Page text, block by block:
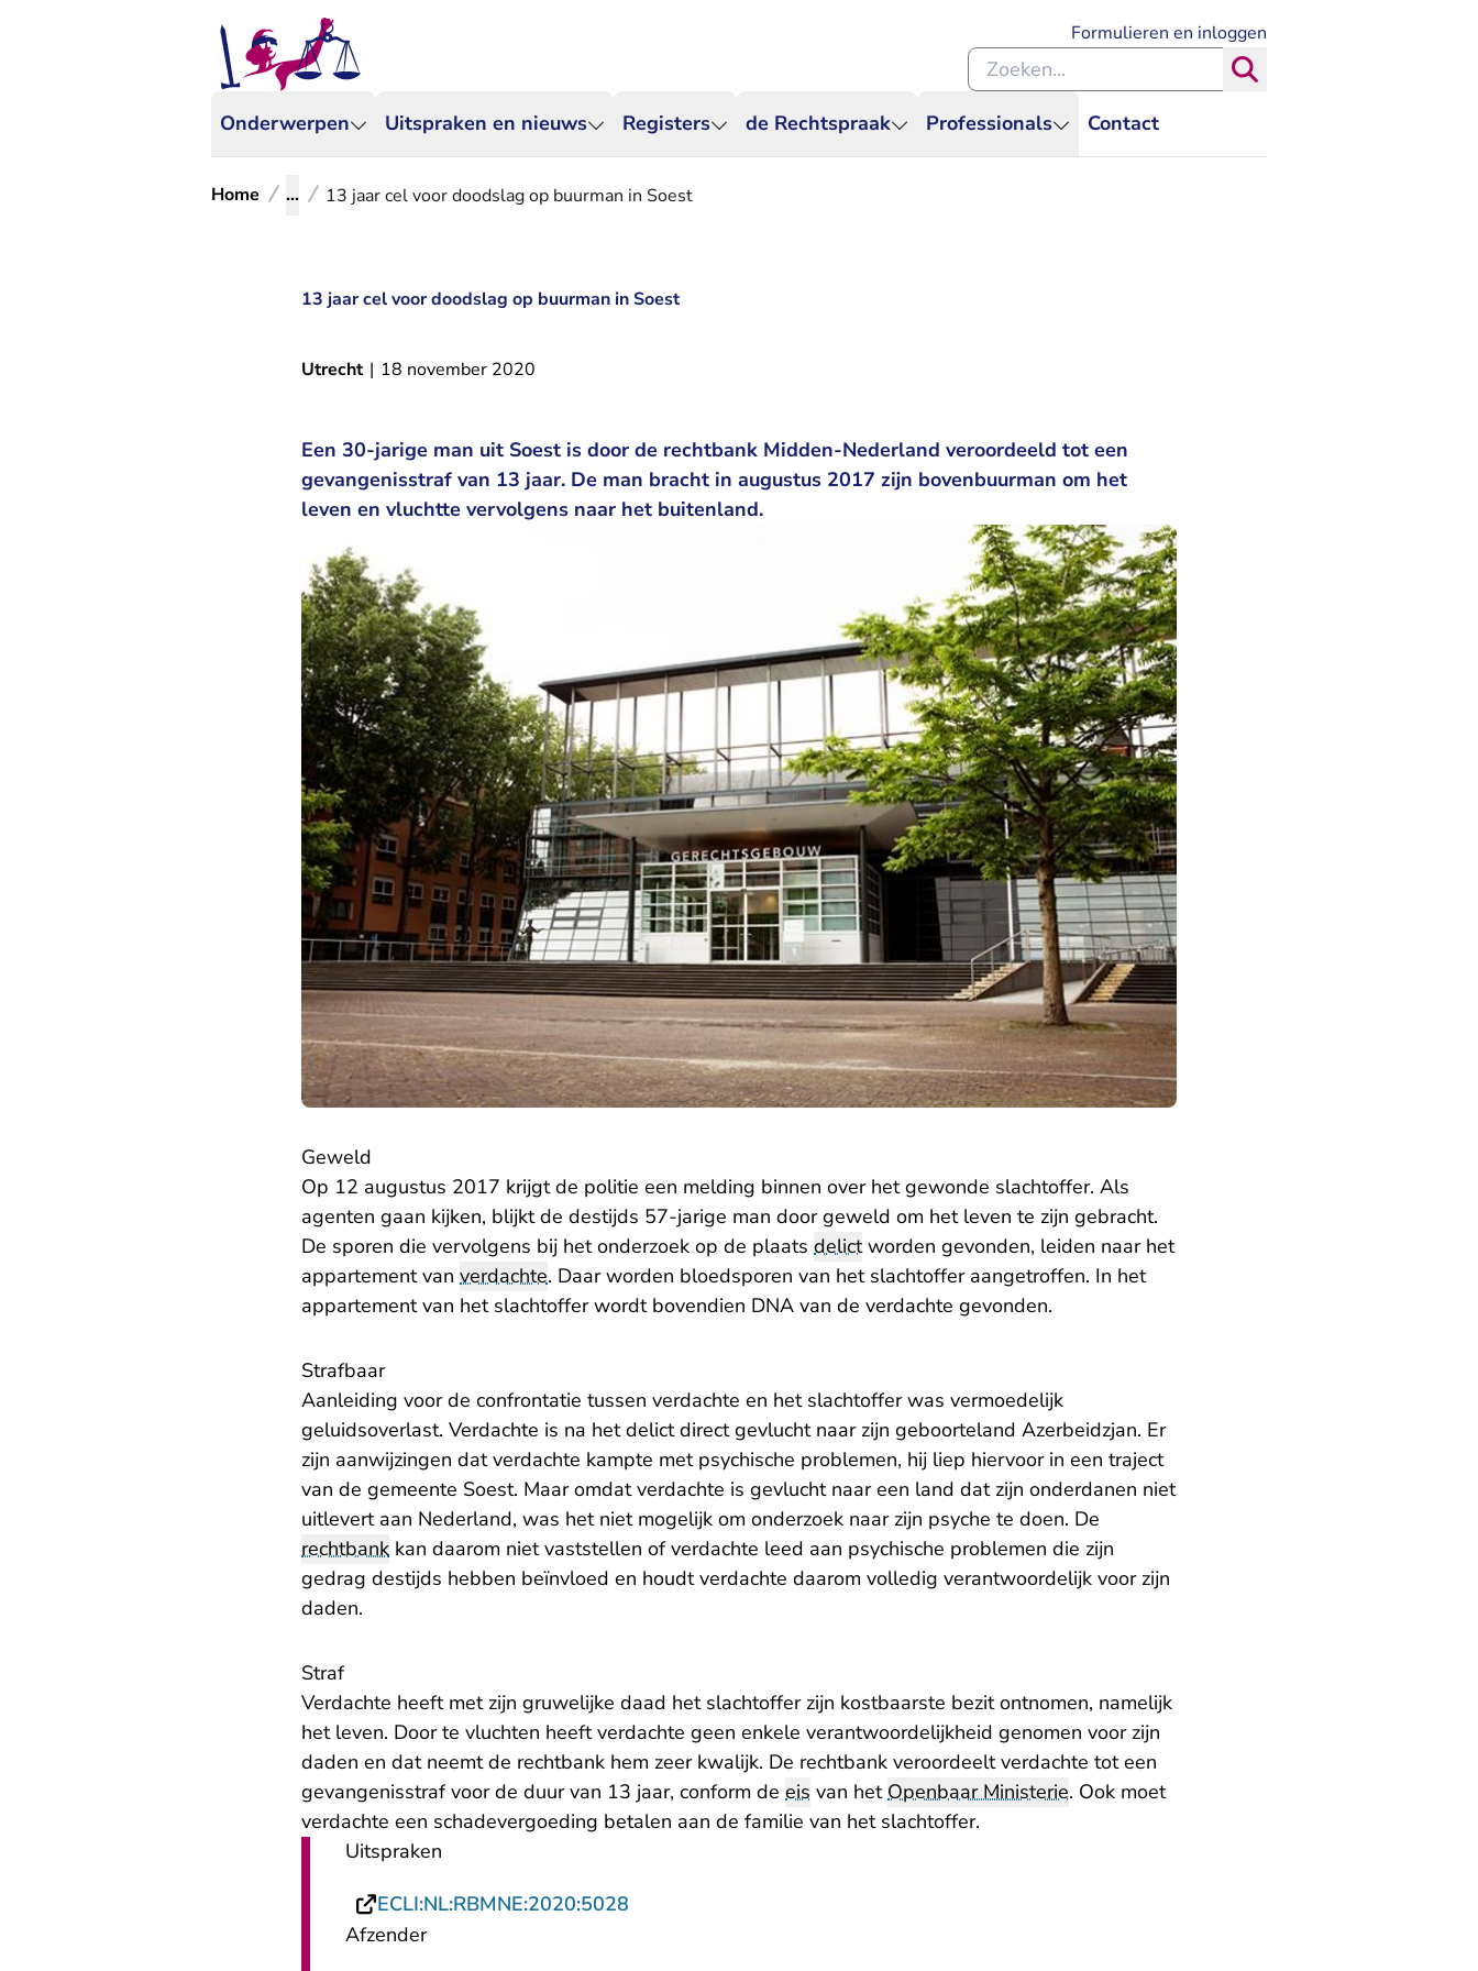
Onderwerpen Uitspraken en nieuws Registers de Rechtspraak Professionals Contact
Formulieren en inloggen
Zoeken binnen de Rechtspraak
Home ... 13 jaar cel voor doodslag op buurman in Soest
13 jaar cel voor doodslag op buurman in Soest
Utrecht | 18 november 2020
Een 30-jarige man uit Soest is door de rechtbank Midden-Nederland veroordeeld tot een
gevangenisstraf van 13 jaar. De man bracht in augustus 2017 zijn bovenbuurman om het
leven en vluchtte vervolgens naar het buitenland.
Geweld
Op 12 augustus 2017 krijgt de politie een melding binnen over het gewonde slachtoffer. Als
agenten gaan kijken, blijkt de destijds 57-jarige man door geweld om het leven te zijn gebracht.
De sporen die vervolgens bij het onderzoek op de plaats delictworden gevonden, leiden naar het
appartement van verdachte. Daar worden bloedsporen van het slachtoffer aangetroffen. In het
appartement van het slachtoffer wordt bovendien DNA van de verdachte gevonden.
Strafbaar
Aanleiding voor de confrontatie tussen verdachte en het slachtoffer was vermoedelijk
geluidsoverlast. Verdachte is na het delict direct gevlucht naar zijn geboorteland Azerbeidzjan. Er
zijn aanwijzingen dat verdachte kampte met psychische problemen, hij liep hiervoor in een traject
van de gemeente Soest. Maar omdat verdachte is gevlucht naar een land dat zijn onderdanen niet
uitlevert aan Nederland, was het niet mogelijk om onderzoek naar zijn psyche te doen. De
rechtbank kan daarom niet vaststellen of verdachte leed aan psychische problemen die zijn
gedrag destijds hebben beïnvloed en houdt verdachte daarom volledig verantwoordelijk voor zijn
daden.
Straf
Verdachte heeft met zijn gruwelijke daad het slachtoffer zijn kostbaarste bezit ontnomen, namelijk
het leven. Door te vluchten heeft verdachte geen enkele verantwoordelijkheid genomen voor zijn
daden en dat neemt de rechtbank hem zeer kwalijk. De rechtbank veroordeelt verdachte tot een
gevangenisstraf voor de duur van 13 jaar, conform de eis van hetOpenbaar Ministerie. Ook moet
verdachte een schadevergoeding betalen aan de familie van het slachtoffer.
Uitspraken
ECLI:NL:RBMNE:2020:5028
Afzender